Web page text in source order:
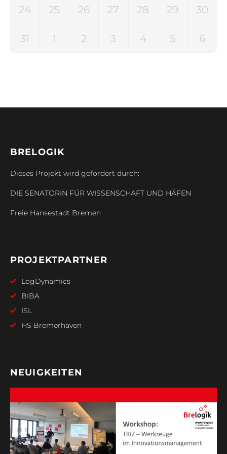
24 25 26 27 28 29 30
31 1 2 3 4 5 6
BRELOGIK
Dieses Projekt wird gefördert durch:
DIE SENATORIN FÜR WISSENSCHAFT UND HÄFEN
Freie Hansestadt Bremen
PROJEKTPARTNER
LogDynamics
BIBA
ISL
HS Bremerhaven
NEUIGKEITEN